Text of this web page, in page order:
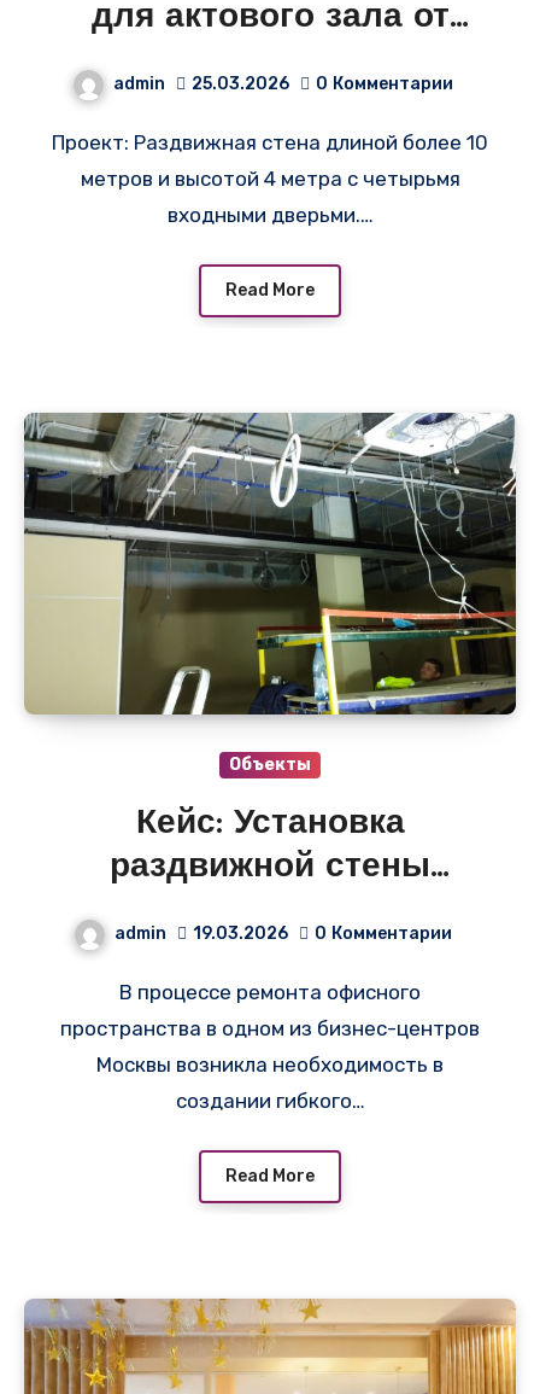
для актового зала от
admin 25.03.2026 0 Комментарии
Проект: Раздвижная стена длиной более 10
метров и высотой 4 метра с четырьмя
входными дверьми.…
Read More
Объекты
Кейс: Установка
раздвижной стены
бежевого цвета в офисе
admin 19.03.2026 0 Комментарии
В процессе ремонта офисного
пространства в одном из бизнес-центров
Москвы возникла необходимость в
создании гибкого…
Read More